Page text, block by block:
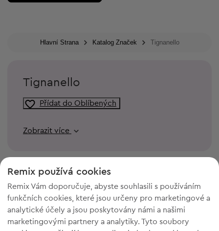
Hlavní Strana Katalog Značek Tignanello
Tignanello
Přídat do Oblíbených
Zobrazit více
Remix používá cookies
Remix Vám doporučuje, abyste souhlasili s používáním
funkčních cookies, které jsou určeny pro marketingové a
analytické účely a jsou poskytovány námi a našimi
marketingovými partnery a analytiky. Tyto soubory